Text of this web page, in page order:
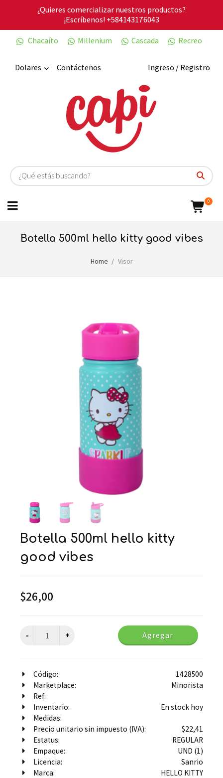
¿Quieres comercializar nuestros productos?
¡Escríbenos!+584143176043
Chacaíto
Millenium Cascada Recreo
Dolares Ingreso / Registro
Contáctenos
0
botella 500ml hello kitty good vibes
Home Visor
botella 500ml hello kitty
good vibes
$26,00
Agregar
Código:
1428500
Marketplace:
Minorista
Ref:
Inventario:
En stock hoy
Medidas:
Precio unitario sin impuesto (IVA):
$22,41
Estatus:
REGULAR
Empaque:
UND (1)
Licencia:
Sanrio
Marca:
HELLO KITTY